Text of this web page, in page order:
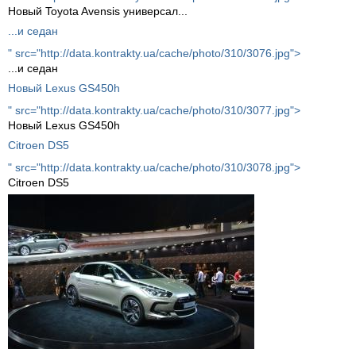
Новый Toyota Avensis универсал...
...и седан
" src="http://data.kontrakty.ua/cache/photo/310/3076.jpg">
...и седан
Новый Lexus GS450h
" src="http://data.kontrakty.ua/cache/photo/310/3077.jpg">
Новый Lexus GS450h
Citroen DS5
" src="http://data.kontrakty.ua/cache/photo/310/3078.jpg">
Citroen DS5